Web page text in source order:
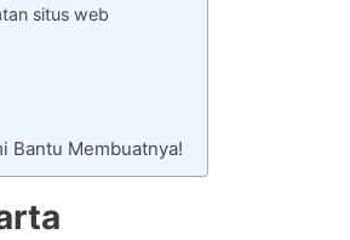
situs web
Bantu Membuatnya!